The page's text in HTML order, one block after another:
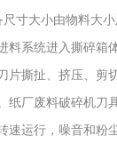
寸大小由物料大
料系统进入撕碎箱
片撕扯、挤压、剪
纸厂废料破碎机刀
速运行，噪音和粉